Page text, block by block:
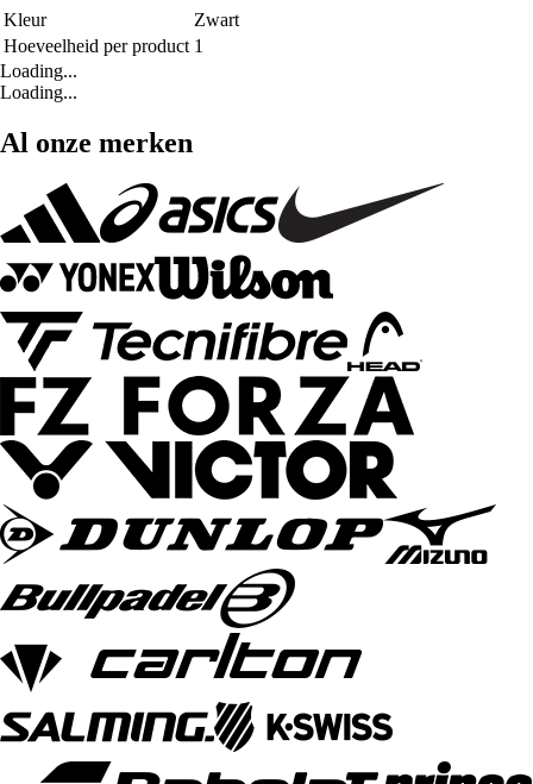
Kleur
Zwart
Hoeveelheid per product 1
Loading...
Loading...
Al onze merken